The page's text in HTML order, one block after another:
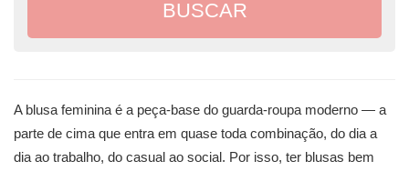
A blusa feminina é a peça-base do guarda-roupa moderno — a
parte de cima que entra em quase toda combinação, do dia a
dia ao trabalho, do casual ao social. Por isso, ter blusas bem